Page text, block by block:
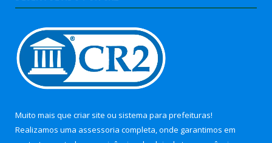
Muito mais que criar site ou sistema para prefeituras!
Realizamos uma assessoria completa, onde garantimos em